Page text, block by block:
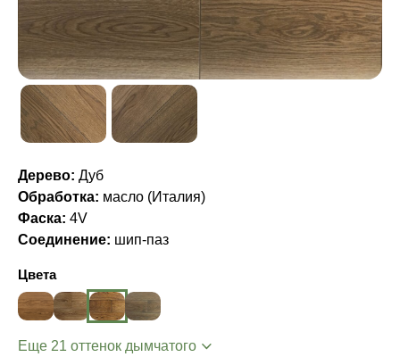
Дерево: Дуб
Обработка: масло (Италия)
Фаска: 4V
Соединение: шип-паз
Цвета
Еще 21 оттенок дымчатого